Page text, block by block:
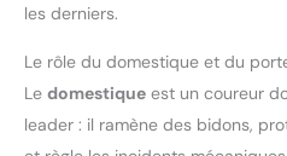
pouvez également partager vos
plateformes populaires telles
que Strava, Komoot ou
TrainingPeaks, ce qui améliore
expérience de cyclisme, votre
les derniers.
Le rôle du domestique et du
Le domestique est un coureur
leader : il ramène des bidons,